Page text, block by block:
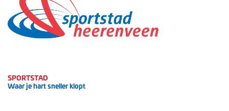
SPORTSTAD
Waar je hart sneller klopt